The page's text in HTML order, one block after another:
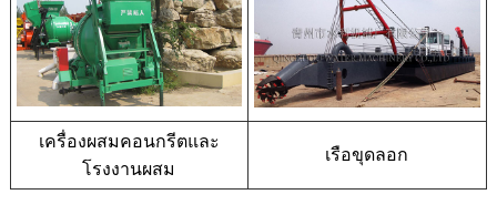
เครื่องผสมคอนกรีตและ
โรงงานผสม
เรือขุดลอก